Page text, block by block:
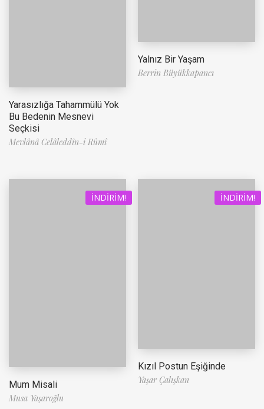
Yarasızlığa Tahammülü Yok
Bu Bedenin Mesnevi
Seçkisi
Mevlânâ Celâleddîn-i Rûmî
Yalnız Bir Yaşam
Berrin Büyükkapancı
İNDIRIM!
Mum Misali
Musa Yaşaroğlu
İNDIRIM!
Kızıl Postun Eşiğinde
Yaşar Çalışkan